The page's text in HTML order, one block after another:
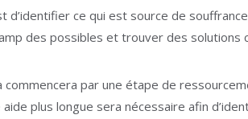
d’identifier ce qui est source de
des possibles et trouver des solutions
commencera par une étape de
aide plus longue sera nécessaire afin